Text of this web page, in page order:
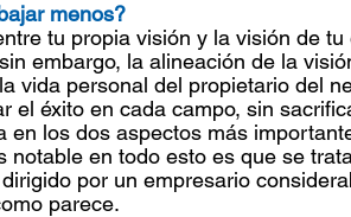
menos?
tu propia visión y la visión de
embargo, la alineación de la
vida personal del propietario del
el éxito en cada campo, sin
en los dos aspectos más
notable en todo esto es que se
por un empresario
parece.